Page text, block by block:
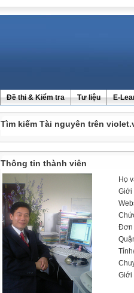
Đề thi & Kiểm tra Tư liệu E-
Tìm kiếm Tài nguyên trên
Thông tin thành viên
Họ
Giới
Đơn
Giới